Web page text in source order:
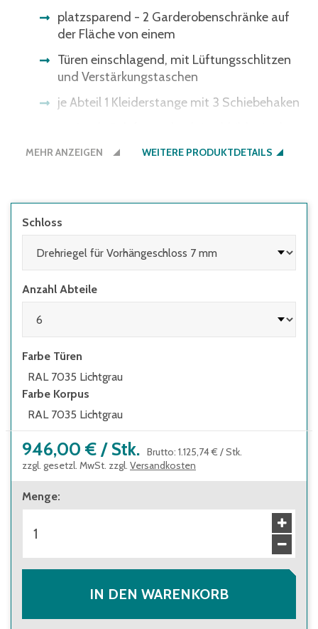
platzsparend - 2 Garderobenschränke auf
der Fläche von einem
Türen einschlagend, mit Lüftungsschlitzen
und Verstärkungstaschen
je Abteil 1 Kleiderstange mit 3 Schiebehaken
Türen
Vorhängeschloss - für hohen Schutz von
Wertgegenständen
Schranktiefe 500 mm, Gesamttiefe 800
mm, Sitzhöhe 430 mm, alle Füße mit
MEHR ANZEIGEN WEITERE PRODUKTDETAILS
Schloss
Anzahl Abteile
Farbe Türen
RAL 7035 Lichtgrau
Farbe Korpus
RAL 7035 Lichtgrau
946,00 € / Stk. Brutto: 1.125,74 € /Stk.
zzgl. gesetzl. MwSt. zzgl. Versandkosten
Menge:
IN DEN WARENKORB